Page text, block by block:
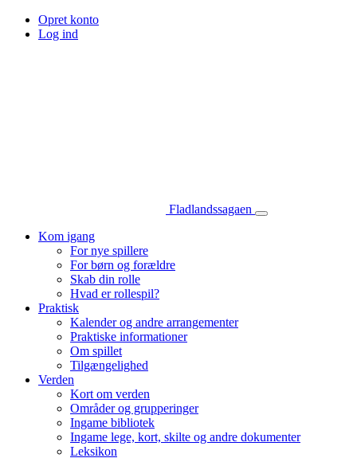
Opret konto
Log ind
Fladlandssagaen
Kom igang
For nye spillere
For børn og forældre
Skab din rolle
Hvad er rollespil?
Praktisk
Kalender og andre arrangementer
Praktiske informationer
Om spillet
Tilgængelighed
Verden
Kort om verden
Områder og grupperinger
Ingame bibliotek
Ingame lege, kort, skilte og andre dokumenter
Leksikon